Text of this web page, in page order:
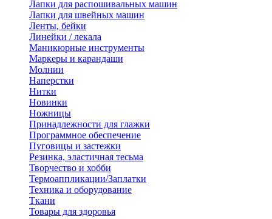
Лапки для распошивальных машин
Лапки для швейных машин
Ленты, бейки
Линейки / лекала
Маникюрные инструменты
Маркеры и карандаши
Молнии
Наперстки
Нитки
Новинки
Ножницы
Принадлежности для глажки
Программное обеспечение
Пуговицы и застежки
Резинка, эластичная тесьма
Творчество и хобби
Термоаппликации/Заплатки
Техника и оборудование
Ткани
Товары для здоровья